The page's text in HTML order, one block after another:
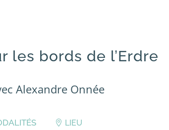
les bords de l’Erdre
Alexandre Onnée
LIEU